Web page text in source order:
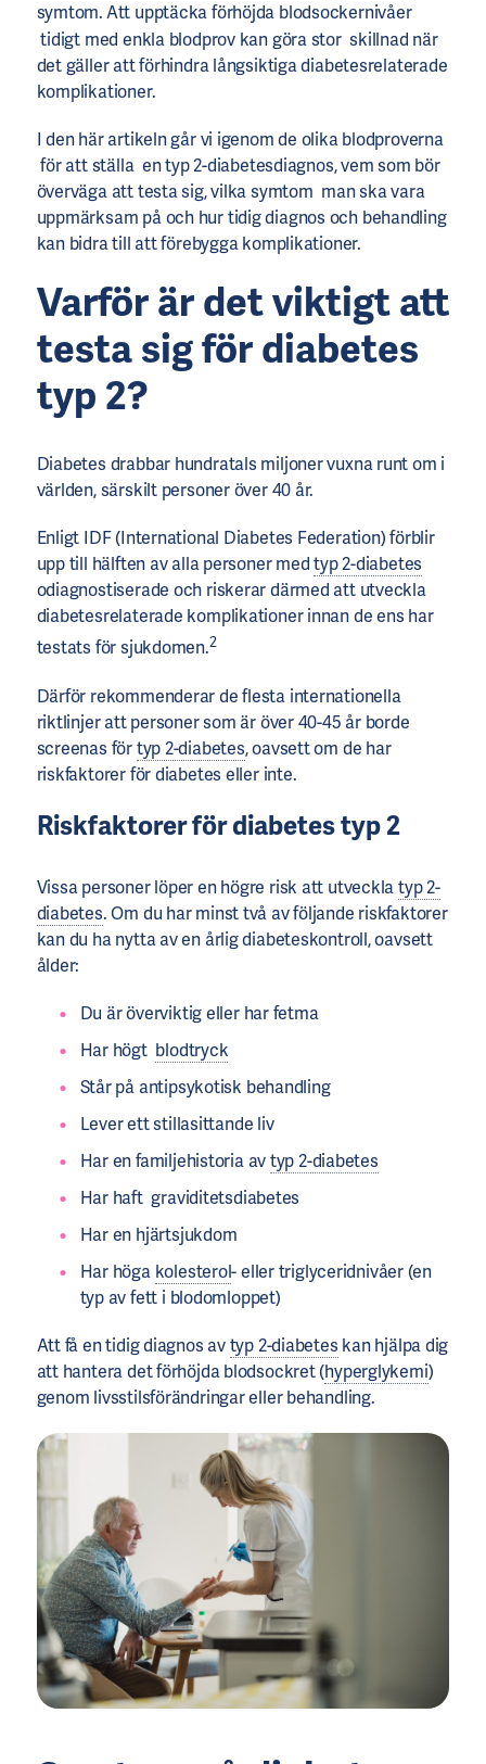
symtom.Att upptäcka förhöjda blodsockernivåer
tidigt med enkla blodprov kan göra stor skillnad när
det gäller att förhindra långsiktiga diabetesrelaterade
komplikationer.
I den här artikeln går vi igenom de olika blodproverna
för att ställa en typ 2-diabetesdiagnos, vem som bör
överväga att testa sig, vilka symtom man ska vara
uppmärksam på och hur tidig diagnos och behandling
kan bidra till att förebygga komplikationer.
Varför är det viktigt att
testasig fördiabetes
typ 2?
Diabetes drabbar hundratals miljoner vuxna runt om i
världen, särskilt personer över 40 år.
Enligt IDF (International Diabetes Federation) förblir
upp till hälften av alla personer medtyp 2-diabetes
odiagnostiserade och riskerar därmed att utveckla
diabetesrelaterade komplikationer innan de ens har
testats för sjukdomen.2
Därför rekommenderar de flesta internationella
riktlinjer att personer som är över 40-45 år borde
screenas förtyp 2-diabetes, oavsett om de har
riskfaktorer för diabetes eller inte.
Riskfaktorerfördiabetes typ 2
Vissa personer löper en högre risk att utvecklatyp 2-
diabetes. Om du har minst två av följande riskfaktorer
kan du ha nytta av en årlig diabeteskontroll, oavsett
ålder:
Du är överviktig eller har fetma
Har högt blodtryck
Står på antipsykotisk behandling
Lever ett stillasittande liv
Har en familjehistoria avtyp 2-diabetes
Har haft graviditetsdiabetes
Har en hjärtsjukdom
Har höga kolesterol- eller triglyceridnivåer (en
typ av fett i blodomloppet)
Att få en tidig diagnos avtyp 2-diabetes kan hjälpa dig
att hantera det förhöjda blodsockret (hyperglykemi)
genom livsstilsförändringar eller behandling.